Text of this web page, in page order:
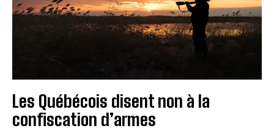
Les Québécois disent non à la
confiscation d’armes